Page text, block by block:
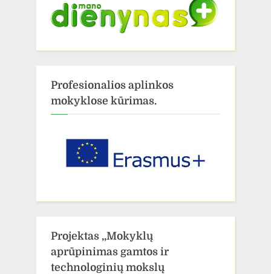
Profesionalios aplinkos
mokyklose kūrimas.
Projektas ,,Mokyklų
aprūpinimas gamtos ir
technologinių mokslų